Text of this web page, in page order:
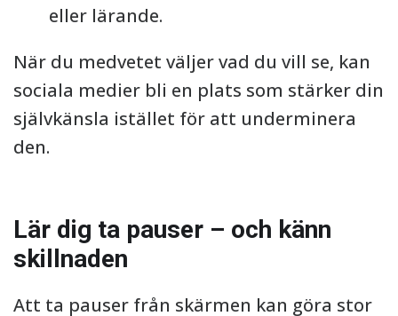
eller lärande.
När du medvetet väljer vad du vill se, kan
sociala medier bli en plats som stärker din
självkänsla istället för att underminera
den.
Lär dig ta pauser – och känn
skillnaden
Att ta pauser från skärmen kan göra stor